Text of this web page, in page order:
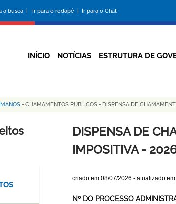
a busca | Ir para o rodapé | Ir para o Chat
da
INÍCIO NOTÍCIAS ESTRUTURA DE
- CHAMAMENTOS PUBLICOS - DISPENSA DE
DISPENSA DE
IMPOSITIVA -
criado em 08/07/2026 - atualizado em
Nº DO PROCESSO